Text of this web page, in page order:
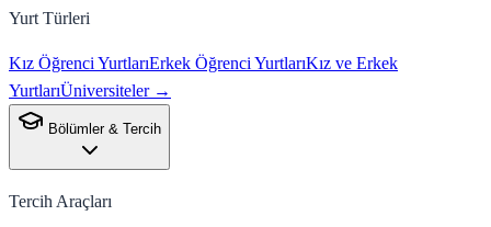
Yurt Türleri
Kız Öğrenci YurtlarıErkek Öğrenci YurtlarıKız ve Erkek
YurtlarıÜniversiteler →
Bölümler & Tercih
Tercih Araçları